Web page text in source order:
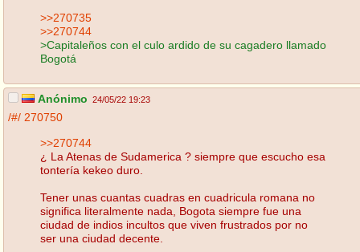
>>270735
>>270744
>Capitaleños con el culo ardido de su cagadero llamado
Bogotá
Anónimo 24/05/22 19:23
/#/ 270750
>>270744
¿ La Atenas de Sudamerica ? siempre que escucho esa
tontería kekeo duro.
Tener unas cuantas cuadras en cuadricula romana no
significa literalmente nada, Bogota siempre fue una
ciudad de indios incultos que viven frustrados por no
ser una ciudad decente.